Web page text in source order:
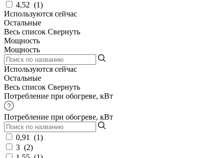
4,52 (1)
Используются сейчас
Остальные
Весь список Свернуть
Мощность
Мощность
Используются сейчас
Остальные
Весь список Свернуть
Потребление при обогреве, кВт
Потребление при обогреве, кВт
0,91 (1)
3 (2)